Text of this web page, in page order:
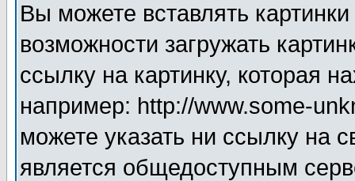
Вы можете вставлять
возможности загружать
ссылку на картинку, которая
например: http://www.some-
можете указать ни ссылку на
является общедоступным